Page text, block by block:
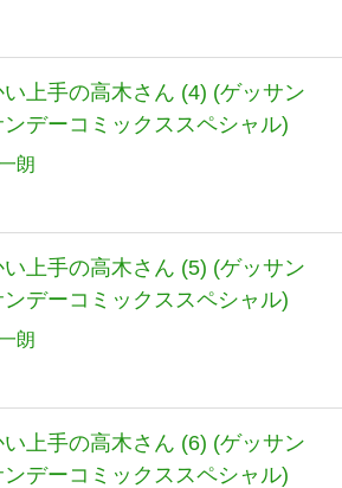
上手の高木さん (4) (ゲッサン
ンデーコミックススペシャル)
朗
上手の高木さん (5) (ゲッサン
ンデーコミックススペシャル)
朗
上手の高木さん (6) (ゲッサン
ンデーコミックススペシャル)